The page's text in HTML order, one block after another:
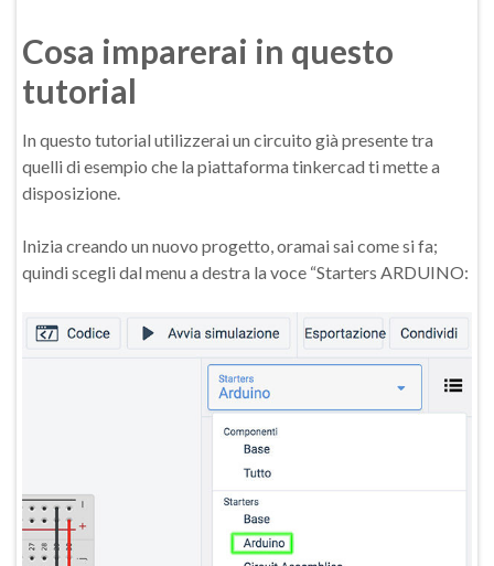
Cosa imparerai in questo
tutorial
In questo tutorial utilizzerai un circuito già presente tra
quelli di esempio che la piattaforma tinkercad ti mette a
disposizione.
Inizia creando un nuovo progetto, oramai sai come si fa;
quindi scegli dal menu a destra la voce “Starters ARDUINO: